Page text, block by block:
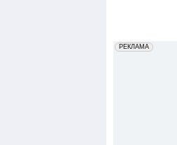
erid: 2VfnxxmNzs5
РЕКЛАМА